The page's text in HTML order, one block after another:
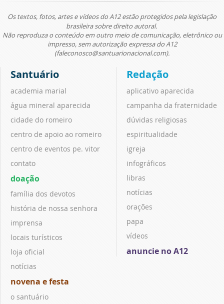
Os textos, fotos, artes e vídeos do A12 estão protegidos pela legislação
brasileira sobre direito autoral.
Não reproduza o conteúdo em outro meio de comunicação, eletrônico ou
impresso, sem autorização expressa do A12
(faleconosco@santuarionacional.com).
Santuário
academia marial
água mineral aparecida
cidade do romeiro
centro de apoio ao romeiro
centro de eventos pe. vitor
contato
doação
família dos devotos
história de nossa senhora
imprensa
locais turísticos
loja oficial
notícias
novena e festa
o santuário
Redação
aplicativo aparecida
campanha da fraternidade
dúvidas religiosas
espiritualidade
igreja
infográficos
libras
notícias
orações
papa
vídeos
anuncie no A12